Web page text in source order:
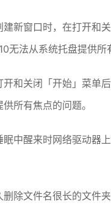
建新窗口时，在打开和
无法从系统托盘提供所
开和关闭「开始」菜单
所有焦点的问题。
眠中醒来时网络驱动器
除文件名很长的文件夹